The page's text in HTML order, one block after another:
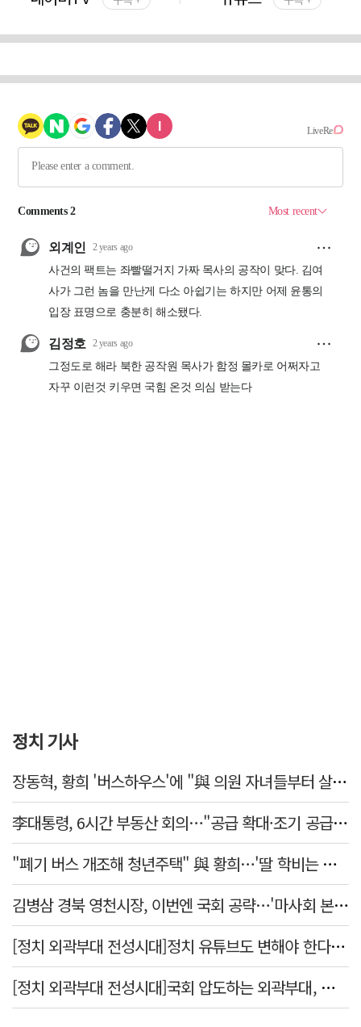
정치 기사
장동혁, 황희 '버스하우스'에 "與 의원 자녀들부터 살아보면 어떨까?"
李대통령, 6시간 부동산 회의…"공급 확대·조기 공급 과감히 실천"
"폐기 버스 개조해 청년주택" 與 황희…'딸 학비는 年 4200만원'
김병삼 경북 영천시장, 이번엔 국회 공략…'마사회 본사 이전·광역교통망 확충' 요청
[정치 외곽부대 전성시대]정치 유튜브도 변해야 한다 "화합과 존중"
[정치 외곽부대 전성시대]국회 압도하는 외곽부대, 목소리 왜 커지나?